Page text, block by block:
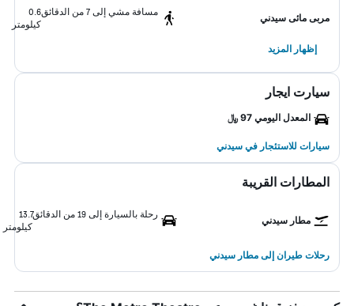
مربى مائى سيدني
مسافة مشي إلى 7 من الدقائق
0.6
كيلومتر
إظهار المزيد
سيارت ايجار
المعدل اليومي 97 ﷼
سيارات للاستئجار في سيدني
المطارات القريبة
مطار سيدني
رحلة بالسيارة إلى 19 من الدقائق
13.7
كيلومتر
رحلات طيران إلى مطار سيدني